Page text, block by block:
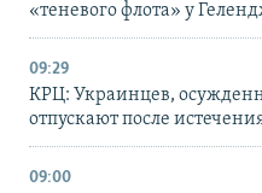
«теневого флота» у
09:29
КРЦ: Украинцев,
отпускают после
09:00